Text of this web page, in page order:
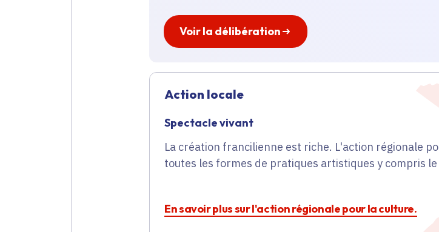
Voir la délibération
Action locale
Spectacle vivant
La création francilienne est riche. L'action régionale
toutes les formes de pratiques artistiques y compris
En savoir plus sur l'action régionale pour la culture.